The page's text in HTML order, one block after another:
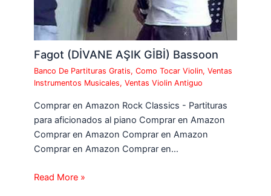
Fagot (DİVANE AŞIK GİBİ) Bassoon
Banco De Partituras Gratis,Como Tocar Violin,Ventas
Instrumentos Musicales,Ventas Violin Antiguo
Comprar en Amazon Rock Classics - Partituras
para aficionados al piano Comprar en Amazon
Comprar en Amazon Comprar en Amazon
Comprar en Amazon Comprar en…
Read More »